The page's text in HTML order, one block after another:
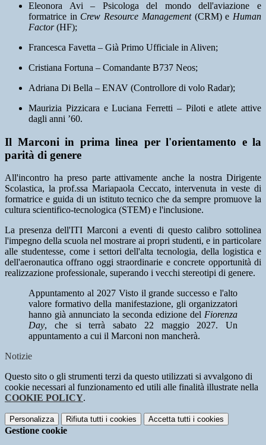
Eleonora Avi – Psicologa del mondo dell'aviazione e
formatrice in Crew Resource Management(CRM) e Human
Factor(HF);
Francesca Favetta – Già Primo Ufficiale in Aliven;
Cristiana Fortuna – Comandante B737 Neos;
Adriana Di Bella – ENAV (Controllore di volo Radar);
Maurizia Pizzicara e Luciana Ferretti – Piloti e atlete attive
dagli anni ’60.
Il Marconi in prima linea per l'orientamento e la
parità di genere
All'incontro ha preso parte attivamente anche la nostra Dirigente
Scolastica, la prof.ssa Mariapaola Ceccato, intervenuta in veste di
formatrice e guida di un istituto tecnico che da sempre promuove la
cultura scientifico-tecnologica (STEM) e l'inclusione.
La presenza dell'ITI Marconi a eventi di questo calibro sottolinea
l'impegno della scuola nel mostrare ai propri studenti, e in particolare
alle studentesse, come i settori dell'alta tecnologia, della logistica e
dell'aeronautica offrano oggi straordinarie e concrete opportunità di
realizzazione professionale, superando i vecchi stereotipi di genere.
Appuntamento al 2027 Visto il grande successo e l'alto
valore formativo della manifestazione, gli organizzatori
hanno già annunciato la seconda edizione del Fiorenza
Day, che si terrà sabato 22 maggio 2027. Un
appuntamento a cui il Marconi non mancherà.
Notizie
Questo sito o gli strumenti terzi da questo utilizzati si avvalgono di
cookie necessari al funzionamento ed utili alle finalità illustrate nella
COOKIE POLICY.
Personalizza Rifiuta tutti i cookies Accetta tutti i cookies
Gestione cookie